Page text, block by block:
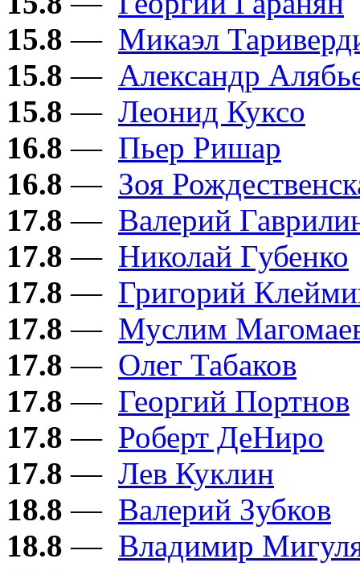
15.8 — Микаэл
15.8 — Александр
15.8 — Леонид Куксо
16.8 — Пьер Ришар
16.8 — Зоя
17.8 — Валерий
17.8 — Николай Губенко
17.8 — Григорий
17.8 — Муслим
17.8 — Олег Табаков
17.8 — Георгий Портнов
17.8 — Роберт ДеНиро
17.8 — Лев Куклин
18.8 — Валерий Зубков
18.8 — Владимир